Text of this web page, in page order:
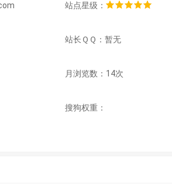
站点星级：
站长ＱＱ：暂无
月浏览数：14次
搜狗权重：